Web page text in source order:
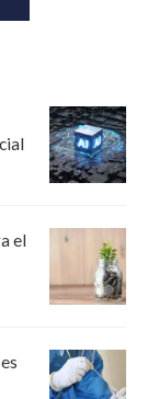
el